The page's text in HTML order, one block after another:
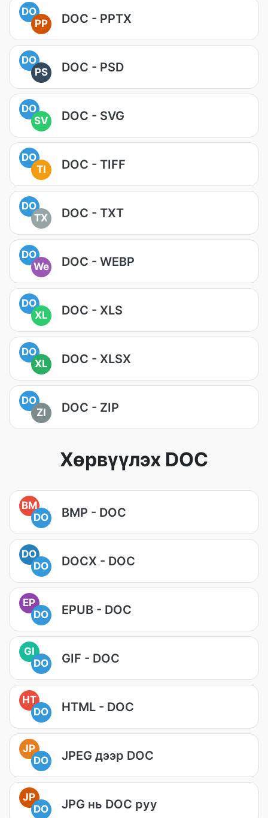
DO
PP
DOC - PPTX
DO
PS
DOC - PSD
DO
SV
DOC - SVG
DO
TI
DOC - TIFF
DO
TX
DOC - TXT
DO
We
DOC - WEBP
DO
XL
DOC - XLS
DO
XL
DOC - XLSX
DO
ZI
DOC - ZIP
Хөрвүүлэх DOC
BM
DO
BMP - DOC
DO
DO
DOCX - DOC
EP
DO
EPUB - DOC
GI
DO
GIF - DOC
HT
DO
HTML - DOC
JP
DO
JPEG дээр DOC
JP
DO
JPG нь DOC руу